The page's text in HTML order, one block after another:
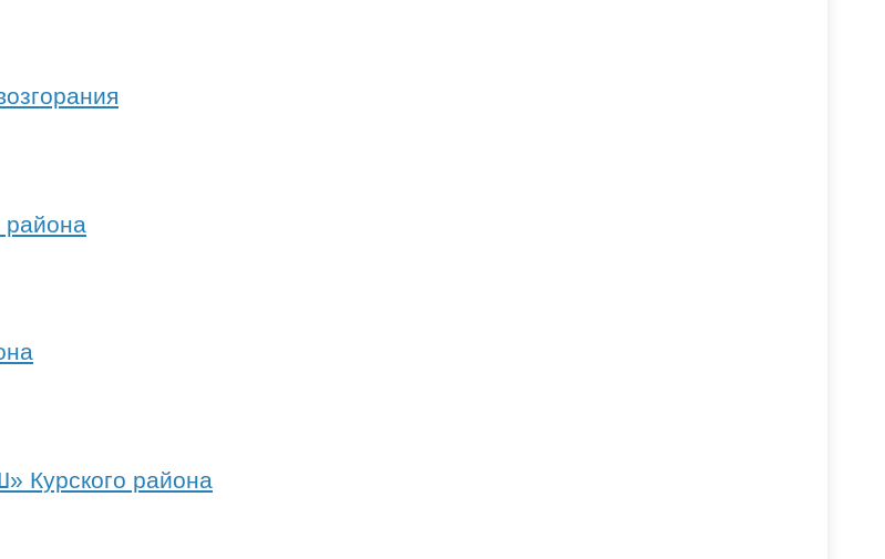
района
Курского района